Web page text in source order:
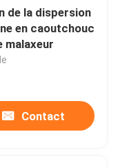
de la dispersion
en caoutchouc
malaxeur
Contact